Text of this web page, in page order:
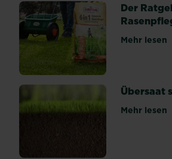
stellt
der
Winter
Zeit
für
Garten
und
Der
Mehr lesen
über
Übersaat
Mehr lesen
über